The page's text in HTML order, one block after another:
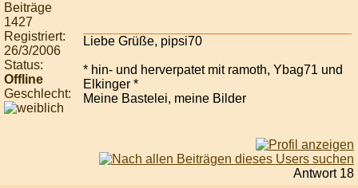
Beiträge
1427
Registriert:
26/3/2006
Status:
Offline
Geschlecht:
Liebe Grüße, pipsi70
* hin- und herverpatet mit ramoth, Ybag71 und
Elkinger *
Meine Bastelei, meine Bilder
Antwort 18